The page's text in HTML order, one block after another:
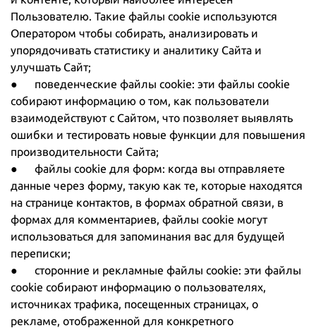
Пользователю. Такие файлы cookie используются
Оператором чтобы собирать, анализировать и
упорядочивать статистику и аналитику Сайта и
улучшать Сайт;
● поведенческие файлы cookie: эти файлы cookie
собирают информацию о том, как пользователи
взаимодействуют с Сайтом, что позволяет выявлять
ошибки и тестировать новые функции для повышения
производительности Сайта;
● файлы cookie для форм: когда вы отправляете
данные через форму, такую как те, которые находятся
на странице контактов, в формах обратной связи, в
формах для комментариев, файлы cookie могут
использоваться для запоминания вас для будущей
переписки;
● сторонние и рекламные файлы cookie: эти файлы
cookie собирают информацию о пользователях,
источниках трафика, посещенных страницах, о
рекламе, отображенной для конкретного